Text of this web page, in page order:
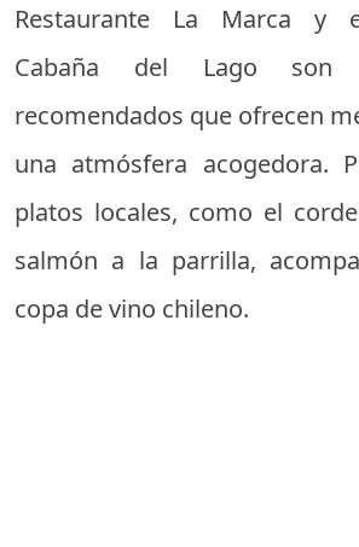
Restaurante La Marca y
Cabaña del Lago son
recomendados que ofrecen
una atmósfera acogedora.
platos locales, como el
salmón a la parrilla,
copa de vino chileno.